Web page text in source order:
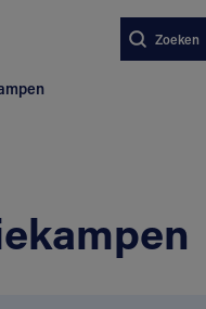
Zoeken